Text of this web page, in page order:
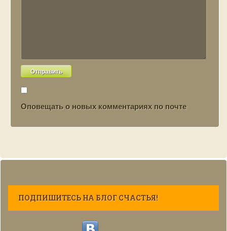
Оповещать о новых комментариях по почте
ПОДПИШИТЕСЬ НА БЛОГ СЧАСТЬЯ!